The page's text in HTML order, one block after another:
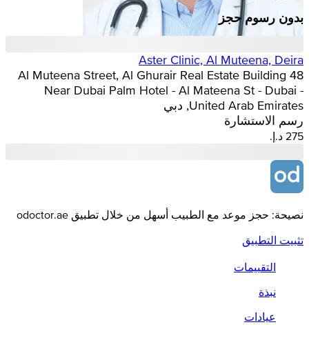
بدون رسوم حجز
Aster Clinic, Al Muteena, Deira
48 Al Muteena Street, Al Ghurair Real Estate Building
Near Dubai Palm Hotel - Al Mateena St - Dubai -
United Arab Emirates, دبي
رسم الاستشارة
نصيحة: حجز موعد مع الطبيب أسهل من خلال تطبيق odoctor.ae
تثبيت التطبيق
التقييمات
نبذة
عيادات